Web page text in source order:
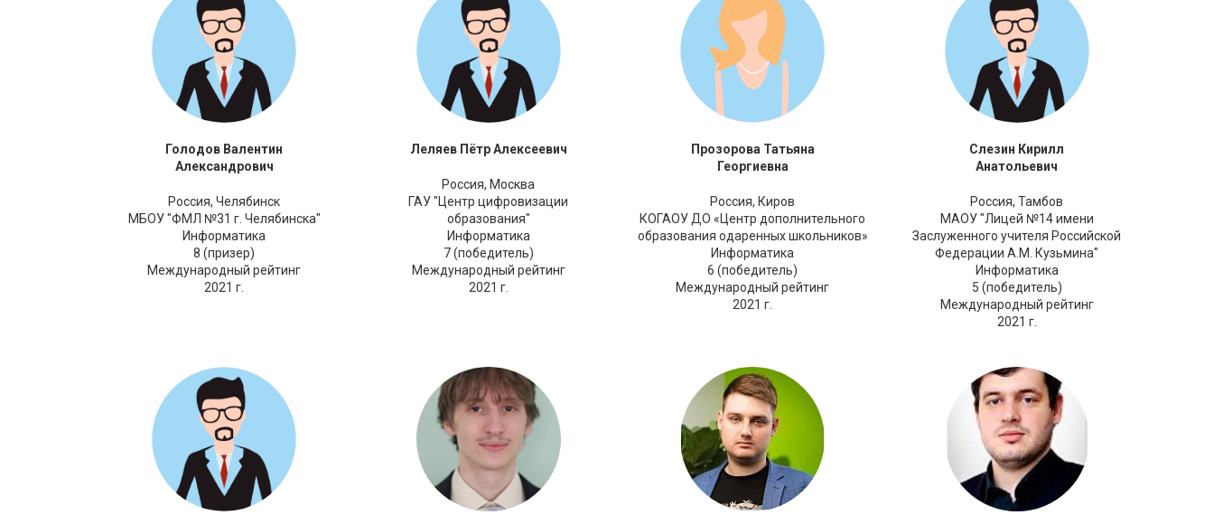
Голодов Валентин
Александрович
Россия, Челябинск
МБОУ "ФМЛ №31 г. Челябинска"
Информатика
8 (призер)
Международный рейтинг
2021 г.
Леляев Пётр Алексеевич
Россия, Москва
ГАУ "Центр цифровизации
образования"
Информатика
7 (победитель)
Международный рейтинг
2021 г.
Прозорова Татьяна
Георгиевна
Россия, Киров
КОГАОУ ДО «Центр дополнительного
образования одаренных школьников»
Информатика
6 (победитель)
Международный рейтинг
2021 г.
Слезин Кирилл
Анатольевич
Россия, Тамбов
МАОУ "Лицей №14 имени
Заслуженного учителя Российской
Федерации А.М. Кузьмина"
Информатика
5 (победитель)
Международный рейтинг
2021 г.